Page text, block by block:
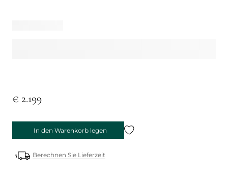
€ 2.199
In den Warenkorb legen
Berechnen Sie Lieferzeit